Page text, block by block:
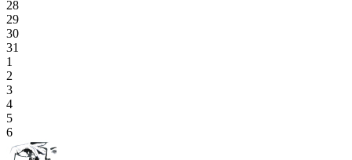
28
29
30
31
1
2
3
4
5
6